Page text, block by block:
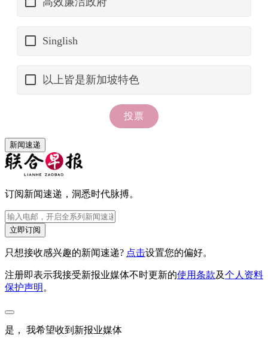
新闻速递
订阅新闻速递，洞悉时代脉搏。
立即订阅
只想接收感兴趣的新闻速递? 点击设置您的偏好。
注册即表示我接受新报业媒体不时更新的使用条款及个人资料
保护声明 。
是， 我希望收到新报业媒体